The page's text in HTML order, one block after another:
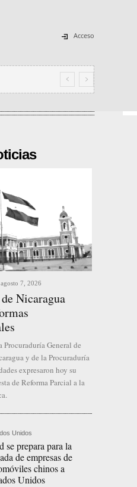
Acceso
agosto 7, 2026
Nicaragua
Procuraduría General de
y de la Procuraduría
expresaron hoy su
de Reforma Parcial a la
Unidos
se prepara para la
de empresas de
chinos a
Unidos